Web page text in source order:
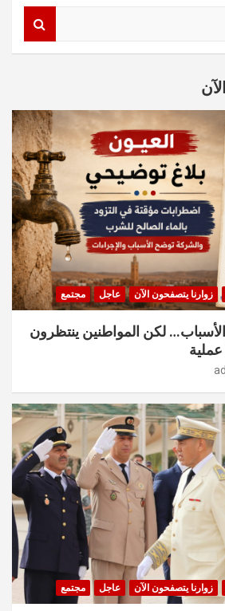
زوارنا يتصفحون الآن عاجل مجتمع
لكن المواطنين ينتظرون
زوارنا يتصفحون الآن عاجل مجتمع